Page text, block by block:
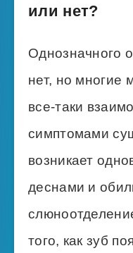
или нет?
Однозначного
нет, но многие
все-таки
симптомами
возникает
деснами и
того, как зуб